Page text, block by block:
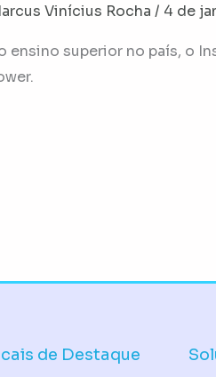
Vinícius Rocha / 4 de
ensino superior no país, o
de Destaque